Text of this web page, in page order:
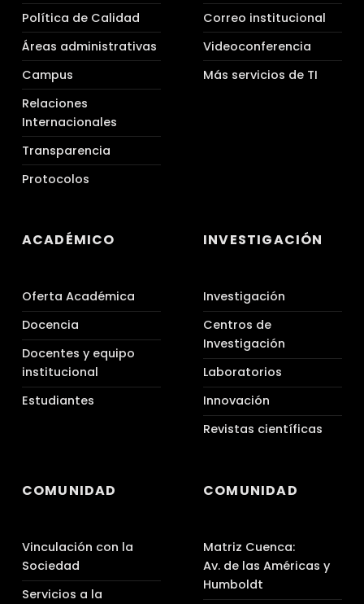
Política de Calidad
Áreas administrativas
Campus
Relaciones
Internacionales
Transparencia
Protocolos
Correo institucional
Videoconferencia
Más servicios de TI
ACADÉMICO
Oferta Académica
Docencia
Docentes y equipo
institucional
Estudiantes
INVESTIGACIÓN
Investigación
Centros de
Investigación
Laboratorios
Innovación
Revistas científicas
COMUNIDAD
Vinculación con la
Sociedad
Servicios a la
COMUNIDAD
Matriz Cuenca:
Av. de las Américas y
Humboldt